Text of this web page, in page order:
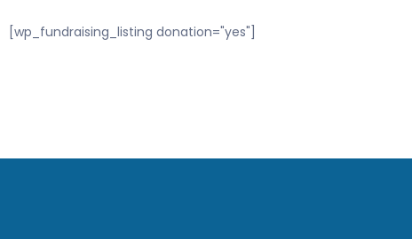
[wp_fundraising_listing donation="yes"]